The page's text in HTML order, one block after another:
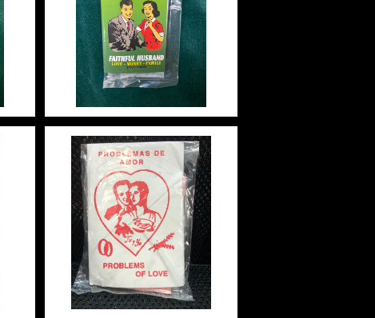
ジ
ー
【NEW ARRIVALS】フェイ
トフル・ハズバンド マジカル
パウダー・魔女パウダー FAI
THFUL HUSBAND Magic
al Powder
¥550
シ
マジカルパウダー 恋のトラブ
ル Magical Powder PRO
BLEM OF LOVE
¥440
20%OFF